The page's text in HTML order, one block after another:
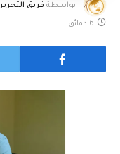
بواسطة فريق التحرير
6 دقائق